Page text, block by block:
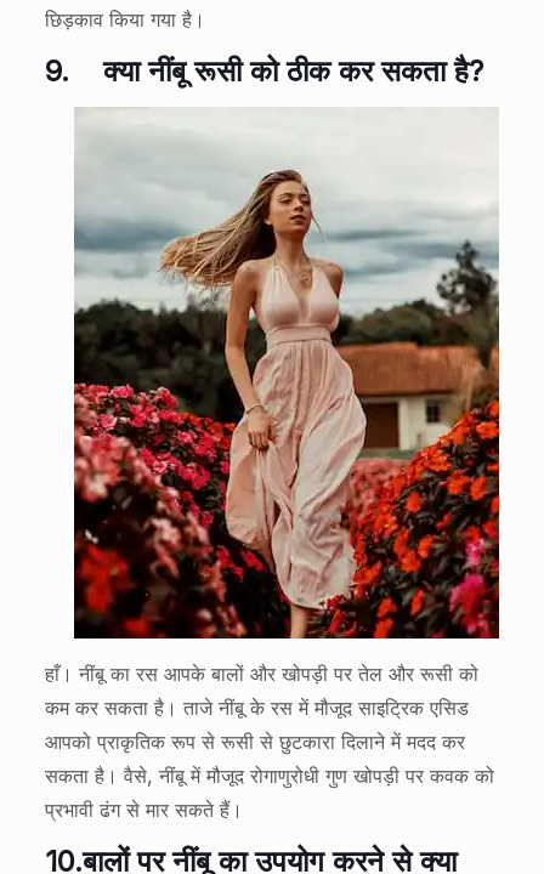
छिड़काव किया गया है।
9.क्या नींबू रूसी को ठीक कर सकता है?
हाँ। नींबू का रस आपके बालों और खोपड़ी पर तेल और रूसी को
कम कर सकता है। ताजे नींबू के रस में मौजूद साइट्रिक एसिड
आपको प्राकृतिक रूप से रूसी से छुटकारा दिलाने में मदद कर
सकता है। वैसे, नींबू में मौजूद रोगाणुरोधी गुण खोपड़ी पर कवक को
प्रभावी ढंग से मार सकते हैं।
10.बालों पर नींबू का उपयोग करने से क्या